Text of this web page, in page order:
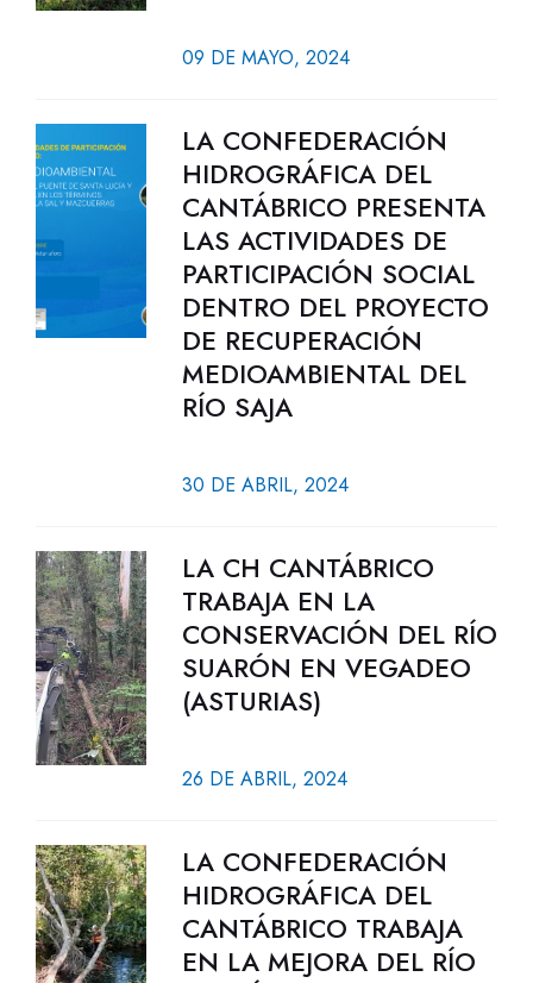
09 DE MAYO, 2024
LA CONFEDERACIÓN
HIDROGRÁFICA DEL
CANTÁBRICO PRESENTA
LAS ACTIVIDADES DE
PARTICIPACIÓN SOCIAL
DENTRO DEL PROYECTO
DE RECUPERACIÓN
MEDIOAMBIENTAL DEL
RÍO SAJA
30 DE ABRIL, 2024
LA CH CANTÁBRICO
TRABAJA EN LA
CONSERVACIÓN DEL RÍO
SUARÓN EN VEGADEO
(ASTURIAS)
26 DE ABRIL, 2024
LA CONFEDERACIÓN
HIDROGRÁFICA DEL
CANTÁBRICO TRABAJA
EN LA MEJORA DEL RÍO